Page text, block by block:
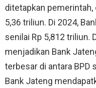
ditetapkan pemerintah,
5,36 triliun. Di 2024,
senilai Rp 5,812 triliun.
menjadikan Bank
terbesar di antara BPD
Bank Jateng